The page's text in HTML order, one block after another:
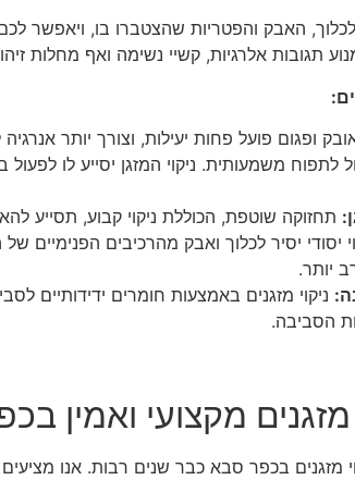
האבק והפטריות שהצטברו בו, ויאפשר לכם
תגובות אלרגיות, קשיי נשימה ואף מחלות
ופגום פועל פחות יעילות, וצורך יותר
משמעותית. ניקוי המזגן יסייע לו לפעול
תחזוקה שוטפת, הכוללת ניקוי קבוע, תסייע
יסודי יסיר לכלוך ואבק מהרכיבים הפנימיים
יותר.
ניקוי מזגנים באמצעות חומרים ידידותיים
הסביבה.
מזגנים מקצועי ואמין
מזגנים בכפר סבא כבר שנים רבות. אנו מציעים